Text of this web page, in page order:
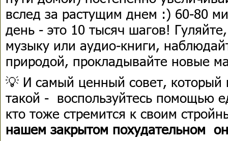
вслед за растущим днем :) 60-80
день - это 10 тысяч шагов!
музыку или аудио-книги,
природой, прокладывайте новые
💡 И самый ценный совет, который
такой - воспользуйтесь помощью
кто тоже стремится к своим
нашем закрытом похудательном